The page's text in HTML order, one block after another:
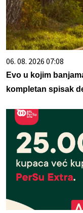
06. 08. 2026 07:08
Evo u kojim
kompletan spisak